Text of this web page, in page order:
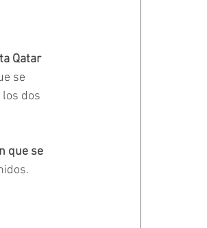
Qatar
se
dos
que se